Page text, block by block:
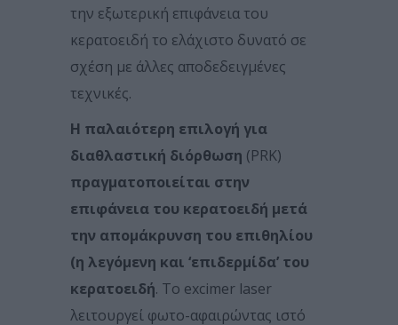
την εξωτερική επιφάνεια του
κερατοειδή το ελάχιστο δυνατό σε
σχέση με άλλες αποδεδειγμένες
τεχνικές.
Η παλαιότερη επιλογή για
διαθλαστική διόρθωση (PRK)
πραγματοποιείται στην
επιφάνεια του κερατοειδή μετά
την απομάκρυνση του επιθηλίου
(η λεγόμενη και ‘επιδερμίδα’ του
κερατοειδή. Το excimer laser
λειτουργεί φωτο-αφαιρώντας ιστό